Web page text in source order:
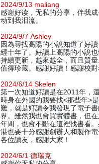
2024/9/13 maliang
感谢好读，无私的分享，伴我
动到我泪流。
2024/9/7 Ashley
因為尋找高陽的小說知道了好
經十年了。好讀上高陽的小說
持續更新，越來越全，而且質量
值得珍藏。感謝好讀！感謝校對
2024/6/14 Skelen
第一次知道好讀是在2011年，
時身在外國的我要找<那些年>
難，就是好讀令我發現了電子
界。雖然我也會買實體書，但
年間，也會不斷在這裡找書看
港也要十分感謝創辦人和製作
各位讀友，感謝大家！
2024/6/1 德瑞克